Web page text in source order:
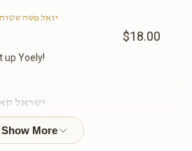
יואל משה
$18.00
up Yoely!
ישראל